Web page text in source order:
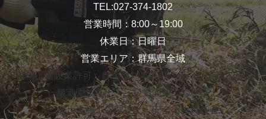
TEL:027-374-1802
営業時間：8:00～19:00
休業日：日曜日
営業エリア：群馬県全域
資格：建設業許可：群馬県知事許可（般-3）第25225号
一級造園技能士・二級造園施工管理技士
二級土木施工管理技士・安全衛生責任者